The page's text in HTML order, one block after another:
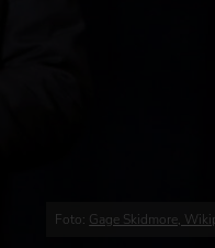
Foto: Gage Skidmore,